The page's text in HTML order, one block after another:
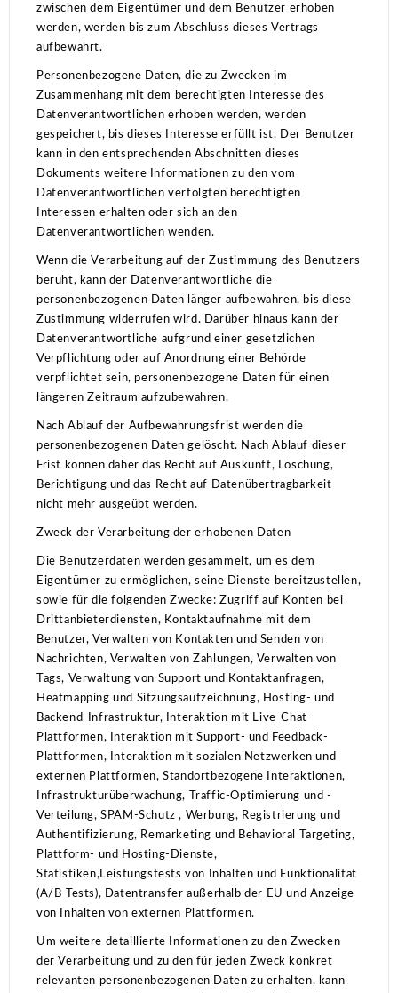
zwischen dem Eigentümer und dem Benutzer erhoben
werden, werden bis zum Abschluss dieses Vertrags
aufbewahrt.
Personenbezogene Daten, die zu Zwecken im
Zusammenhang mit dem berechtigten Interesse des
Datenverantwortlichen erhoben werden, werden
gespeichert, bis dieses Interesse erfüllt ist. Der Benutzer
kann in den entsprechenden Abschnitten dieses
Dokuments weitere Informationen zu den vom
Datenverantwortlichen verfolgten berechtigten
Interessen erhalten oder sich an den
Datenverantwortlichen wenden.
Wenn die Verarbeitung auf der Zustimmung des Benutzers
beruht, kann der Datenverantwortliche die
personenbezogenen Daten länger aufbewahren, bis diese
Zustimmung widerrufen wird. Darüber hinaus kann der
Datenverantwortliche aufgrund einer gesetzlichen
Verpflichtung oder auf Anordnung einer Behörde
verpflichtet sein, personenbezogene Daten für einen
längeren Zeitraum aufzubewahren.
Nach Ablauf der Aufbewahrungsfrist werden die
personenbezogenen Daten gelöscht. Nach Ablauf dieser
Frist können daher das Recht auf Auskunft, Löschung,
Berichtigung und das Recht auf Datenübertragbarkeit
nicht mehr ausgeübt werden.
Zweck der Verarbeitung der erhobenen Daten
Die Benutzerdaten werden gesammelt, um es dem
Eigentümer zu ermöglichen, seine Dienste bereitzustellen,
sowie für die folgenden Zwecke: Zugriff auf Konten bei
Drittanbieterdiensten, Kontaktaufnahme mit dem
Benutzer, Verwalten von Kontakten und Senden von
Nachrichten, Verwalten von Zahlungen, Verwalten von
Tags, Verwaltung von Support und Kontaktanfragen,
Heatmapping und Sitzungsaufzeichnung, Hosting- und
Backend-Infrastruktur, Interaktion mit Live-Chat-
Plattformen, Interaktion mit Support- und Feedback-
Plattformen, Interaktion mit sozialen Netzwerken und
externen Plattformen, Standortbezogene Interaktionen,
Infrastrukturüberwachung, Traffic-Optimierung und -
Verteilung, SPAM-Schutz , Werbung, Registrierung und
Authentifizierung, Remarketing und Behavioral Targeting,
Plattform- und Hosting-Dienste,
Statistiken,Leistungstests von Inhalten und Funktionalität
(A/B-Tests), Datentransfer außerhalb der EU und Anzeige
von Inhalten von externen Plattformen.
Um weitere detaillierte Informationen zu den Zwecken
der Verarbeitung und zu den für jeden Zweck konkret
relevanten personenbezogenen Daten zu erhalten, kann